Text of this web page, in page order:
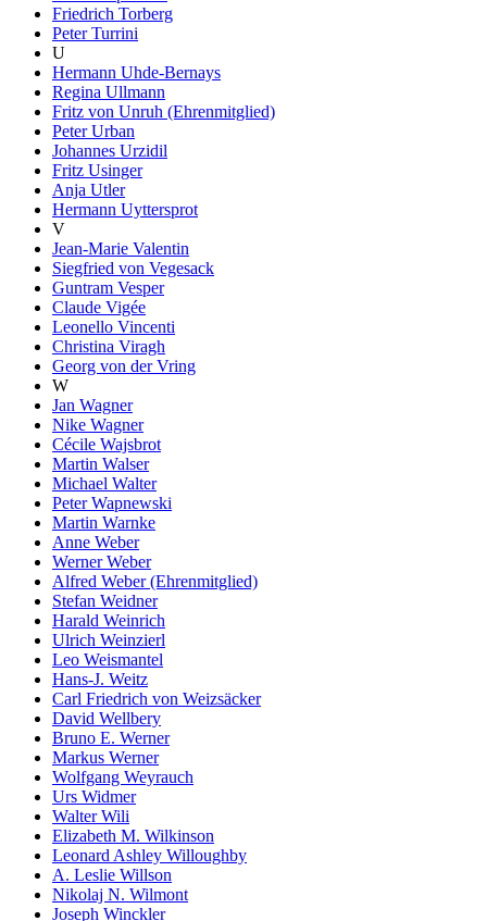
Friedrich Torberg
Peter Turrini
U
Hermann Uhde-Bernays
Regina Ullmann
Fritz von Unruh (Ehrenmitglied)
Peter Urban
Johannes Urzidil
Fritz Usinger
Anja Utler
Hermann Uyttersprot
V
Jean-Marie Valentin
Siegfried von Vegesack
Guntram Vesper
Claude Vigée
Leonello Vincenti
Christina Viragh
Georg von der Vring
W
Jan Wagner
Nike Wagner
Cécile Wajsbrot
Martin Walser
Michael Walter
Peter Wapnewski
Martin Warnke
Anne Weber
Werner Weber
Alfred Weber (Ehrenmitglied)
Stefan Weidner
Harald Weinrich
Ulrich Weinzierl
Leo Weismantel
Hans-J. Weitz
Carl Friedrich von Weizsäcker
David Wellbery
Bruno E. Werner
Markus Werner
Wolfgang Weyrauch
Urs Widmer
Walter Wili
Elizabeth M. Wilkinson
Leonard Ashley Willoughby
A. Leslie Willson
Nikolaj N. Wilmont
Joseph Winckler